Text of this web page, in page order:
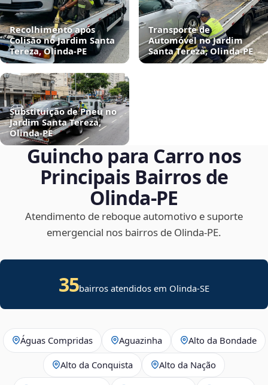
Recolhimento após
Colisão no Jardim Santa
Tereza, Olinda‑PE
Transporte de
Automóvel no Jardim
Santa Tereza, Olinda‑PE
Substituição de Pneu no
Jardim Santa Tereza,
Olinda‑PE
Guincho para Carro nos
Principais Bairros de
Olinda‑PE
Atendimento de reboque automotivo e suporte
emergencial nos bairros de Olinda‑PE.
35bairros atendidos em Olinda-SE
Águas Compridas Aguazinha Alto da Bondade
Alto da Conquista Alto da Nação